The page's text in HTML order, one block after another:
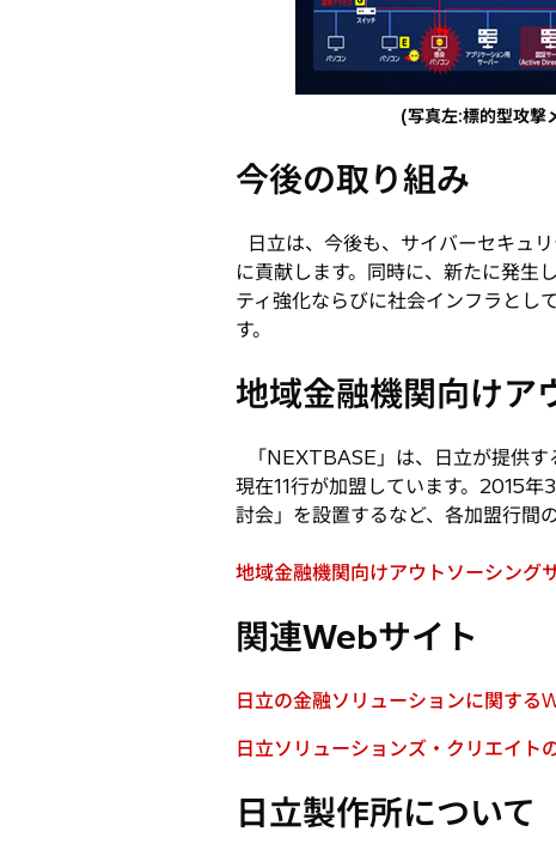
(写真左:標的型攻撃
今後の取り組み
日立は、今後も、サイバーセキュ
に貢献します。同時に、新たに発生
ティ強化ならびに社会インフラとし
す。
地域金融機関向けア
「NEXTBASE」は、日立が提供す
現在11行が加盟しています。2015
討会」を設置するなど、各加盟行間
地域金融機関向けアウトソーシン
新
い
ブ
開
関連Webサイト
日立の金融ソリューションに関する
新
し
タ
ブ
日立ソリューションズ・クリエイト
新
い
日立製作所について